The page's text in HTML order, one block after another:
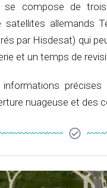
se compose de
allemands
par Hisdesat) qui
et un temps de
nuageuse et des